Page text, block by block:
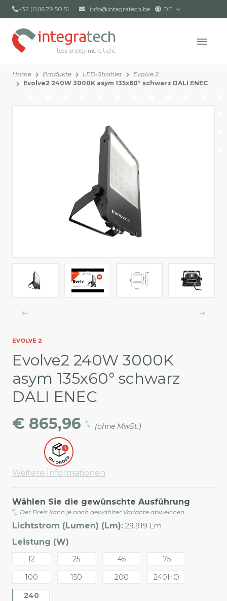
+32 (0)16 79 50 51 info@integratech.be DE
Home Produkte LED-Strahler
Evolve 2
Evolve2 240W 3000K asym 135x60° schwarz DALI ENEC
EVOLVE 2
Evolve2 240W 3000K
asym 135x60° schwarz
DALI ENEC
€ 865,96
(ohne MwSt.)
Weitere Informationen
Wählen Sie die gewünschte Ausführung
Der Preis kann je nach gewählter Variante abweichen
Lichtstrom (Lumen) (Lm): 29.919 Lm
Leistung (W)
12 25 45
75
100
150 200
240HO
240